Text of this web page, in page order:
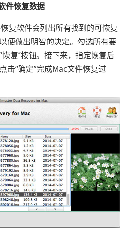
件恢复数据
复软件会列出所有找到的可恢复
便做出明智的决定。勾选所有要
复”按钮。接下来，指定恢复后
击“确定”完成Mac文件恢复过